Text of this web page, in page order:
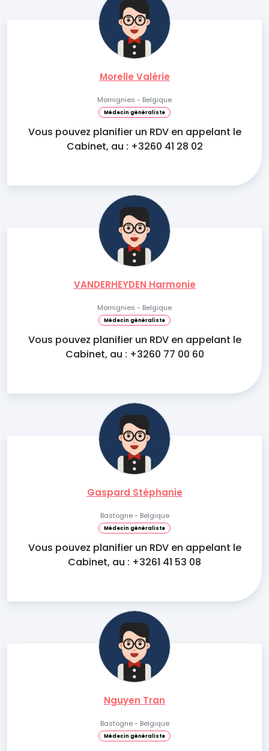
Morelle Valérie
Momignies - Belgique
Médecin généraliste
Vous pouvez planifier un RDV en appelant le
Cabinet, au : +3260 41 28 02
VANDERHEYDEN Harmonie
Momignies - Belgique
Médecin généraliste
Vous pouvez planifier un RDV en appelant le
Cabinet, au : +3260 77 00 60
Gaspard Stéphanie
Bastogne - Belgique
Médecin généraliste
Vous pouvez planifier un RDV en appelant le
Cabinet, au : +3261 41 53 08
Nguyen Tran
Bastogne - Belgique
Médecin généraliste